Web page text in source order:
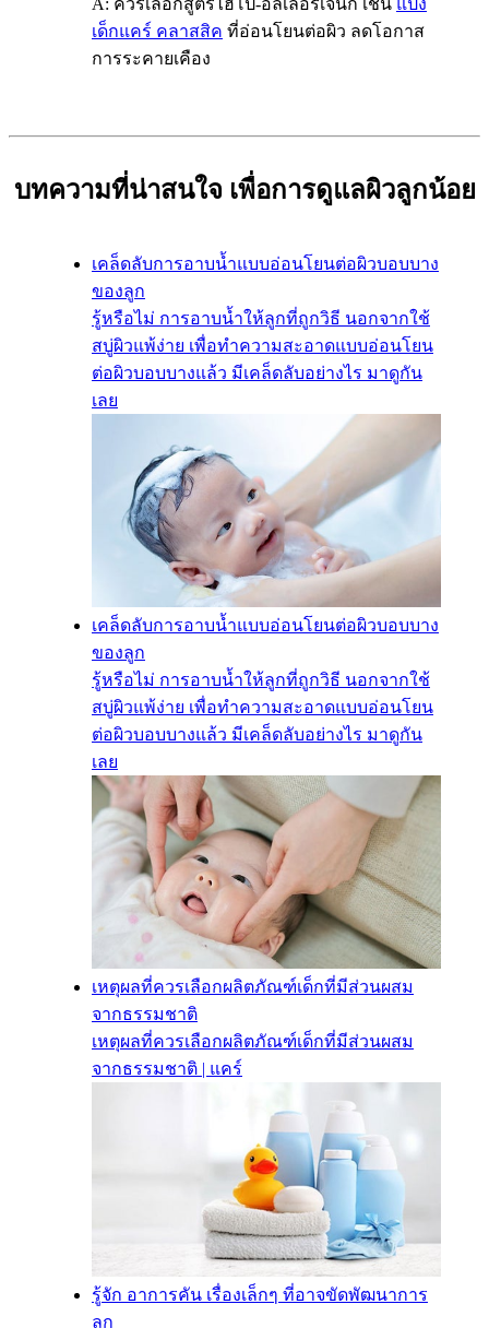
A: ควรเลือกสูตรไฮโป-อัลเลอร์เจนิก เช่น แป้ง
เด็กแคร์ คลาสสิค ที่อ่อนโยนต่อผิว ลดโอกาส
การระคายเคือง
บทความที่น่าสนใจ เพื่อการดูแลผิวลูกน้อย
เคล็ดลับการอาบน้ำแบบอ่อนโยนต่อผิวบอบบาง
ของลูก
รู้หรือไม่ การอาบน้ำให้ลูกที่ถูกวิธี นอกจากใช้
สบู่ผิวแพ้ง่าย เพื่อทำความสะอาดแบบอ่อนโยน
ต่อผิวบอบบางแล้ว มีเคล็ดลับอย่างไร มาดูกัน
เลย
เคล็ดลับการอาบน้ำแบบอ่อนโยนต่อผิวบอบบาง
ของลูก
รู้หรือไม่ การอาบน้ำให้ลูกที่ถูกวิธี นอกจากใช้
สบู่ผิวแพ้ง่าย เพื่อทำความสะอาดแบบอ่อนโยน
ต่อผิวบอบบางแล้ว มีเคล็ดลับอย่างไร มาดูกัน
เลย
เหตุผลที่ควรเลือกผลิตภัณฑ์เด็กที่มีส่วนผสม
จากธรรมชาติ
เหตุผลที่ควรเลือกผลิตภัณฑ์เด็กที่มีส่วนผสม
จากธรรมชาติ | แคร์
รู้จัก อาการคัน เรื่องเล็กๆ ที่อาจขัดพัฒนาการ
ลูก